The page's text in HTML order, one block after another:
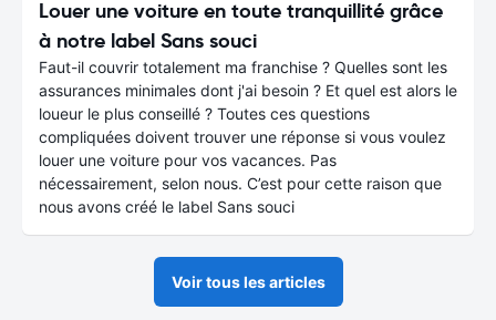
Louer une voiture en toute tranquillité grâce
à notre label Sans souci
Faut-il couvrir totalement ma franchise ? Quelles sont les
assurances minimales dont j'ai besoin ? Et quel est alors le
loueur le plus conseillé ? Toutes ces questions
compliquées doivent trouver une réponse si vous voulez
louer une voiture pour vos vacances. Pas
nécessairement, selon nous. C’est pour cette raison que
nous avons créé le label Sans souci
Voir tous les articles